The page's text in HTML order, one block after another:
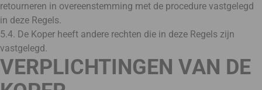
retourneren in overeenstemming met de procedure vastgelegd
in deze Regels.
5.4. De Koper heeft andere rechten die in deze Regels zijn
vastgelegd.
VERPLICHTINGEN VAN DE